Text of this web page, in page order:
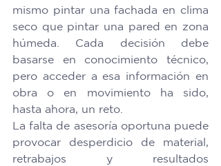
mismo pintar una fachada en clima
seco que pintar una pared en zona
húmeda. Cada decisión debe
basarse en conocimiento técnico,
pero acceder a esa información en
obra o en movimiento ha sido,
hasta ahora, un reto.
La falta de asesoría oportuna puede
provocar desperdicio de material,
retrabajos y resultados